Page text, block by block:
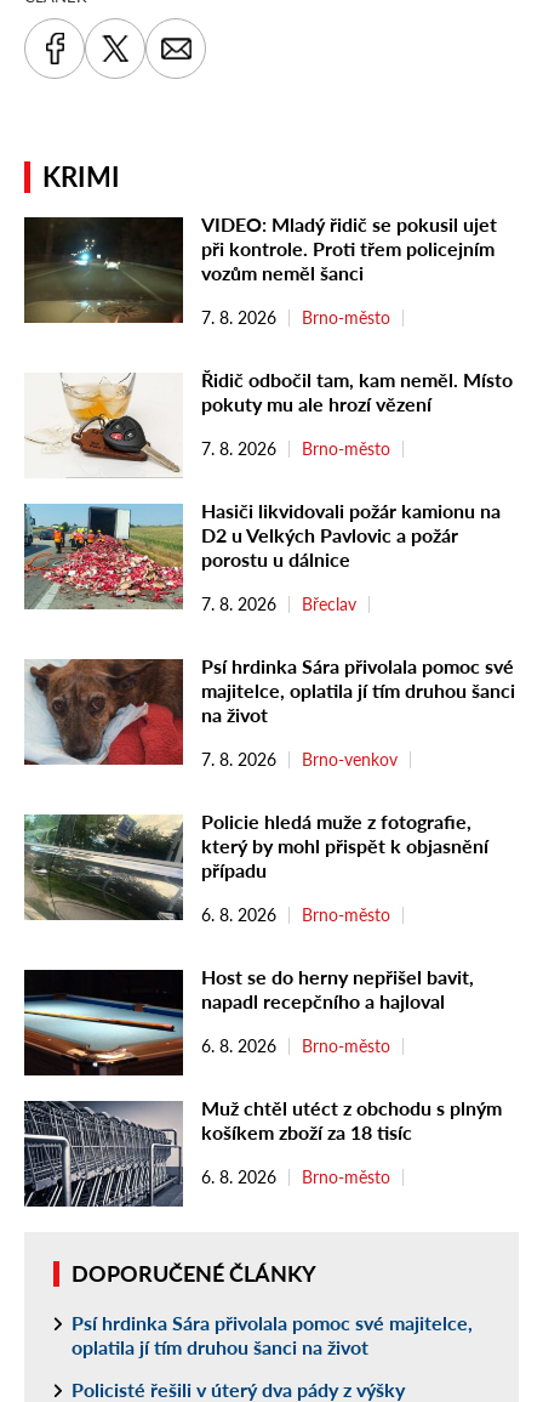
KRIMI
VIDEO: Mladý řidič se pokusil ujet
při kontrole. Proti třem policejním
vozům neměl šanci
7. 8. 2026 Brno-město
Řidič odbočil tam, kam neměl. Místo
pokuty mu ale hrozí vězení
7. 8. 2026 Brno-město
Hasiči likvidovali požár kamionu na
D2 u Velkých Pavlovic a požár
porostu u dálnice
7. 8. 2026 Břeclav
Psí hrdinka Sára přivolala pomoc své
majitelce, oplatila jí tím druhou šanci
na život
7. 8. 2026 Brno-venkov
Policie hledá muže z fotografie,
který by mohl přispět k objasnění
případu
6. 8. 2026 Brno-město
Host se do herny nepřišel bavit,
napadl recepčního a hajloval
6. 8. 2026 Brno-město
Muž chtěl utéct z obchodu s plným
košíkem zboží za 18 tisíc
6. 8. 2026 Brno-město
DOPORUČENÉ ČLÁNKY
Psí hrdinka Sára přivolala pomoc své majitelce,
oplatila jí tím druhou šanci na život
Policisté řešili v úterý dva pády z výšky